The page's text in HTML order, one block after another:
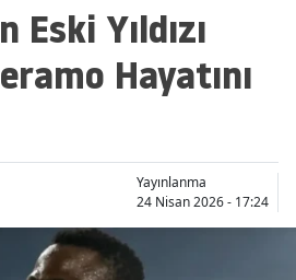
Eski Yıldızı
Hayatını
Yayınlanma
24 Nisan 2026 - 17:24